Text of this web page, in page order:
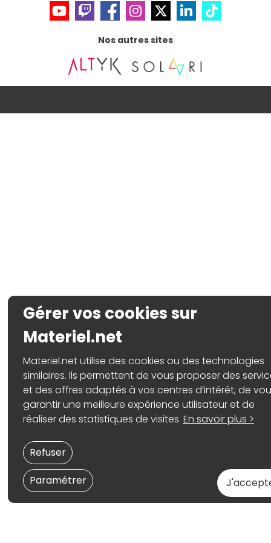
Nos autres sites
Gérer vos cookies sur
Materiel.net
Materiel.net utilise des cookies ou des technologies
similaires. Ils permettent de vous proposer des
et des offres adaptés à vos centres d’intérêt, de
garantir une meilleure expérience utilisateur et de
réaliser des statistiques de visites. En savoir plus >
Paramétrer
Refuser